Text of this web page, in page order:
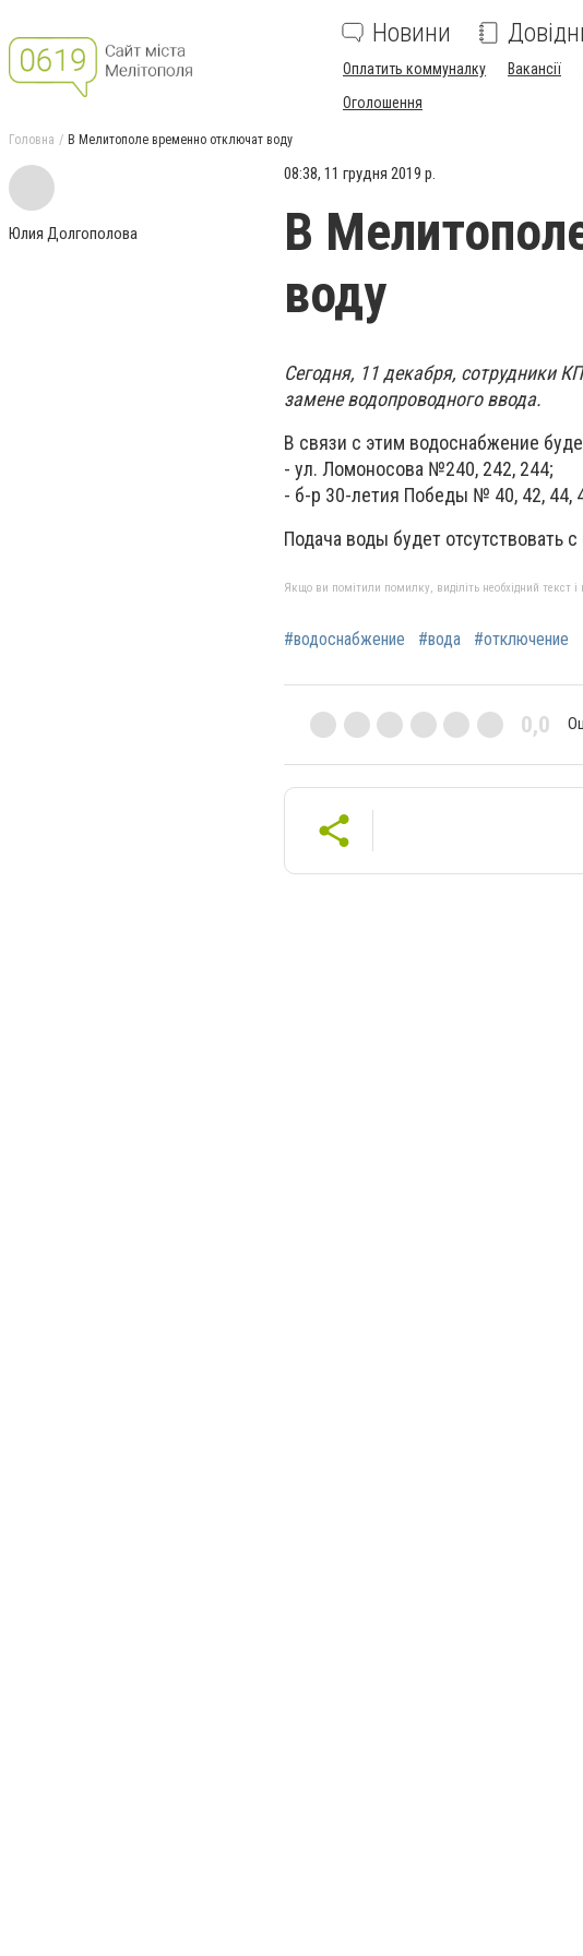
Новини
Оплатить коммуналку Вакансії
Оголошення
Головна В Мелитополе временно отключат воду
Юлия Долгополова
08:38, 11 грудня 2019 р.
В
воду
Сегодня, 11 декабря, сотрудники
замене водопроводного ввода.
В связи с этим водоснабжение
- ул. Ломоносова №240, 242, 244;
- б-р 30-летия Победы № 40, 42, 44,
Подача воды будет отсутствовать
Якщо ви помітили помилку, виділіть необхідний текст
#водоснабжение #вода #отключение
0,0